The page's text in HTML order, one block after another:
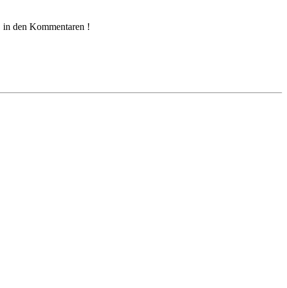
in den Kommentaren !